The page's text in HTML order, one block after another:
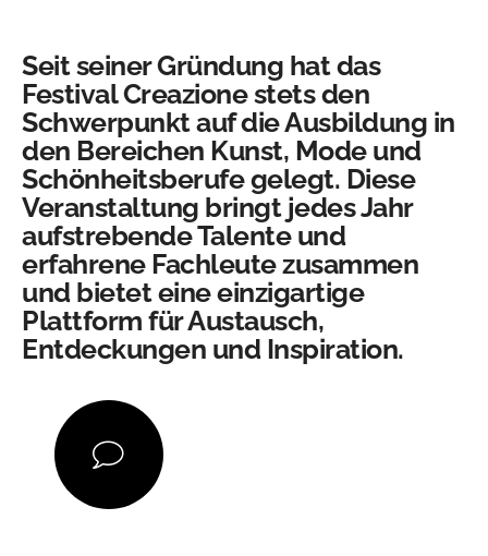
Seit seiner Gründung hat das
Festival Creazione stets den
Schwerpunkt auf die Ausbildung in
den Bereichen Kunst, Mode und
Schönheitsberufe gelegt. Diese
Veranstaltung bringt jedes Jahr
aufstrebende Talente und
erfahrene Fachleute zusammen
und bietet eine einzigartige
Plattform für Austausch,
Entdeckungen und Inspiration.